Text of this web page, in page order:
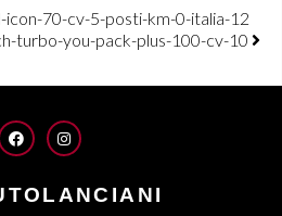
70-cv-5-posti-km-0-italia-12
turbo-you-pack-plus-100-cv-10
FACEBOOKINSTAGRAM